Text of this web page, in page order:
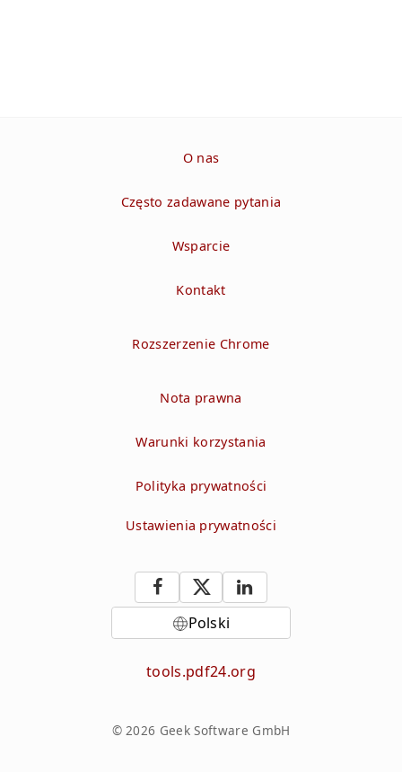
O nas
Często zadawane pytania
Wsparcie
Kontakt
Rozszerzenie Chrome
Nota prawna
Warunki korzystania
Polityka prywatności
Ustawienia prywatności
Polski
tools.pdf24.org
© 2026 Geek Software GmbH